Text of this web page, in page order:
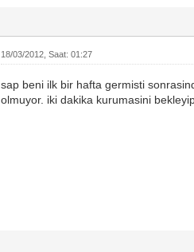
18/03/2012, Saat: 01:27
sap beni ilk bir hafta germisti
olmuyor. iki dakika kurumasini